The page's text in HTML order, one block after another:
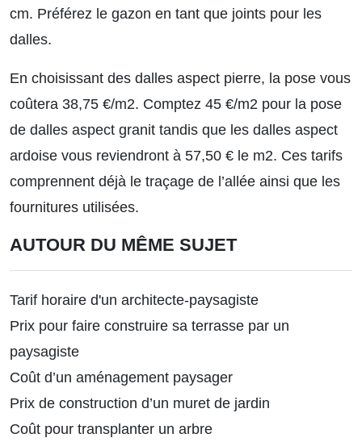
cm. Préférez le gazon en tant que joints pour les
dalles.
En choisissant des dalles aspect pierre, la pose vous
coûtera 38,75 €/m2. Comptez 45 €/m2 pour la pose
de dalles aspect granit tandis que les dalles aspect
ardoise vous reviendront à 57,50 € le m2. Ces tarifs
comprennent déjà le traçage de l’allée ainsi que les
fournitures utilisées.
AUTOUR DU MÊME SUJET
Tarif horaire d'un architecte-paysagiste
Prix pour faire construire sa terrasse par un
paysagiste
Coût d’un aménagement paysager
Prix de construction d’un muret de jardin
Coût pour transplanter un arbre